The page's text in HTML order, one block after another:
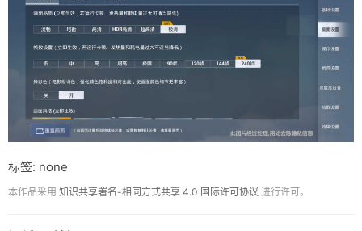
标签: none
本作品采用 知识共享署名-相同方式共享 4.0 国际许可协议 进行许可。